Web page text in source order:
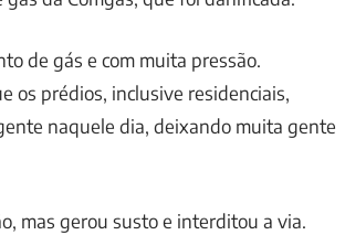
de gás e com muita pressão.
os prédios, inclusive residenciais,
naquele dia, deixando muita gente
mas gerou susto e interditou a via.